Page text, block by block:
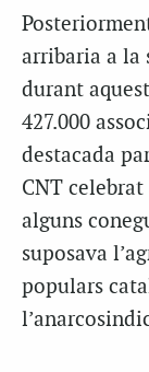
arribaria a la
durant
427.000
destacada
CNT
alguns
suposava
populars